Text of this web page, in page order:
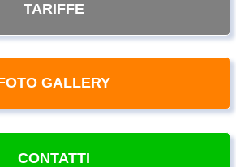
TARIFFE
GALLERY
CONTATTI